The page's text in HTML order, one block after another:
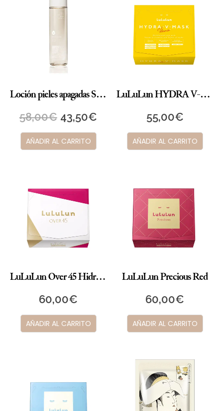
Loción pieles apagadas Silky Radiant Pure MAKANAI
58,00€ 43,50€
AÑADIR AL CARRITO
LuLuLun HYDRA V-Mascarilla
55,00€
AÑADIR AL CARRITO
LuLuLun Over 45 Hidratante
60,00€
AÑADIR AL CARRITO
LuLuLun Precious Red
60,00€
AÑADIR AL CARRITO